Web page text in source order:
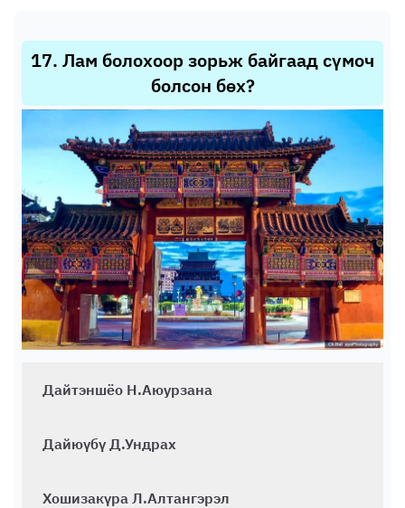
17. Лам болохоор зорьж байгаад сүмоч
болсон бөх?
Дайтэншёо Н.Аюурзана
Дайюүбү Д.Ундрах
Хошизакүра Л.Алтангэрэл